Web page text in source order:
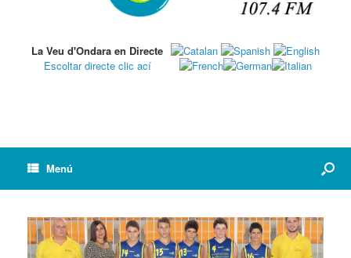
La Veu d'Ondara en Directe
Escoltar directe clic ací
Menú